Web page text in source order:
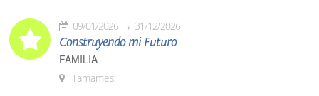
09/01/2026 31/12/2026
Construyendo mi Futuro
FAMILIA
Tamames